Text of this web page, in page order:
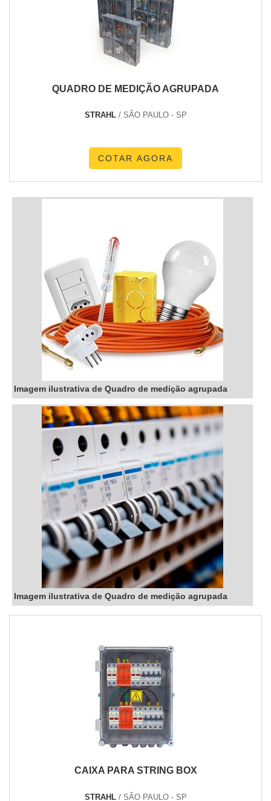
QUADRO DE MEDIÇÃO AGRUPADA
STRAHL / SÃO PAULO - SP
COTAR AGORA
Imagem ilustrativa de Quadro de medição agrupada
Imagem ilustrativa de Quadro de medição agrupada
CAIXA PARA STRING BOX
STRAHL/ SÃO PAULO - SP